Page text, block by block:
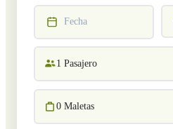
Fecha
1 Pasajero
0 Maletas